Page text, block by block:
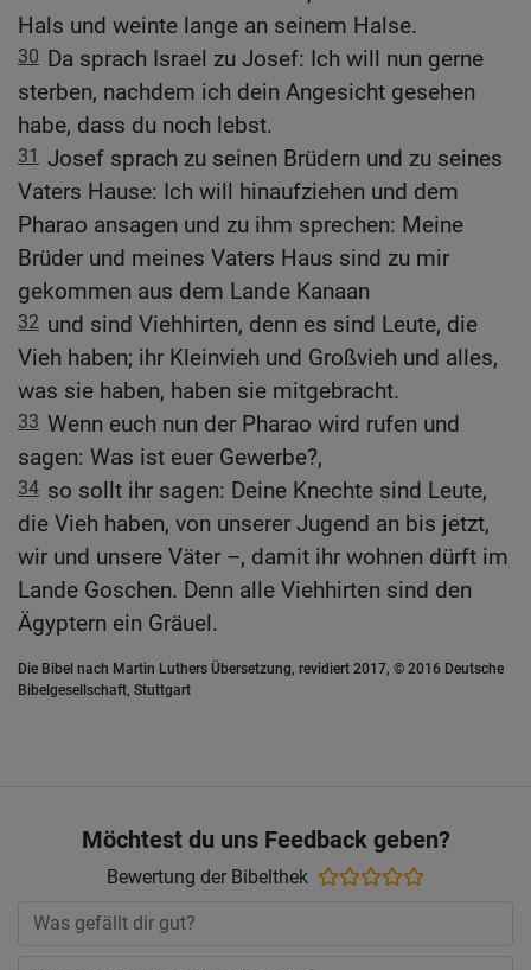
Hals und weinte lange an seinem Halse.
30 Da sprach Israel zu Josef: Ich will nun gerne
sterben, nachdem ich dein Angesicht gesehen
habe, dass du noch lebst.
31 Josef sprach zu seinen Brüdern und zu seines
Vaters Hause: Ich will hinaufziehen und dem
Pharao ansagen und zu ihm sprechen: Meine
Brüder und meines Vaters Haus sind zu mir
gekommen aus dem Lande Kanaan
32 und sind Viehhirten, denn es sind Leute, die
Vieh haben; ihr Kleinvieh und Großvieh und alles,
was sie haben, haben sie mitgebracht.
33 Wenn euch nun der Pharao wird rufen und
sagen: Was ist euer Gewerbe?,
34 so sollt ihr sagen: Deine Knechte sind Leute,
die Vieh haben, von unserer Jugend an bis jetzt,
wir und unsere Väter –, damit ihr wohnen dürft im
Lande Goschen. Denn alle Viehhirten sind den
Ägyptern ein Gräuel.
Die Bibel nach Martin Luthers Übersetzung, revidiert 2017, © 2016 Deutsche
Bibelgesellschaft, Stuttgart
Möchtest du uns Feedback geben?
Bewertung der Bibelthek